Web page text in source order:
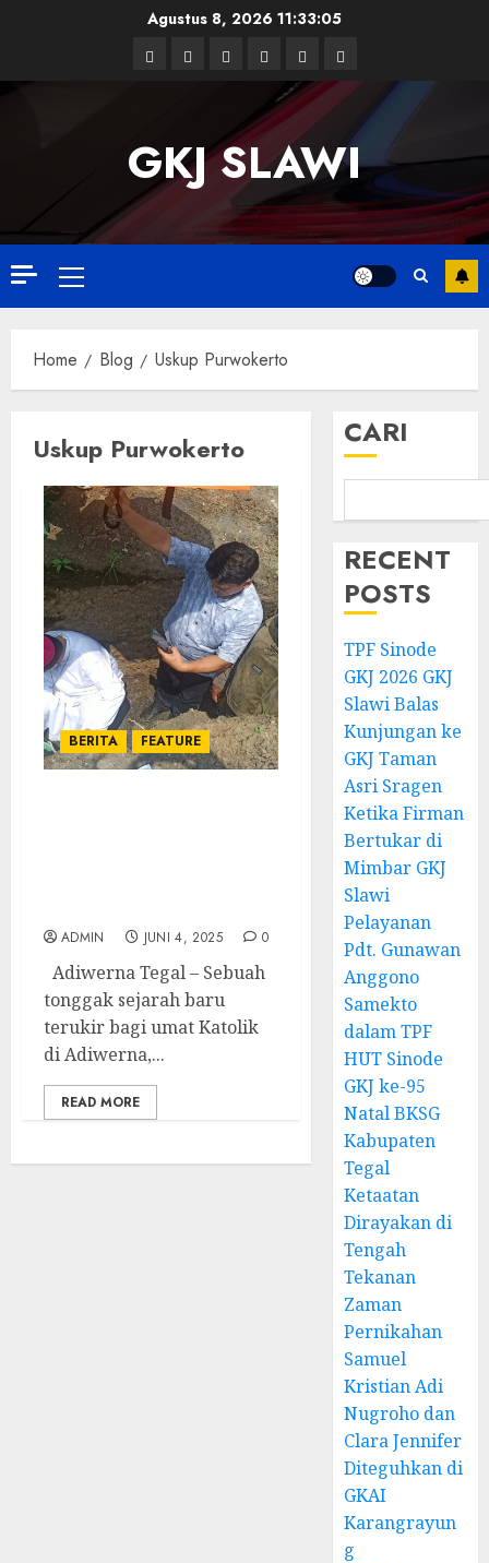
Agustus 8, 2026 11:33:06
Facebook
TwitterLinkedin
VK YoutubeInstagram
GKJ SLAWI
Primary
Menu
Home Blog Uskup Purwokerto
Uskup Purwokerto
BERITA FEATURE
ADMIN JUNI 4, 2025 0
Adiwerna Tegal – Sebuah
tonggak sejarah baru
terukir bagi umat Katolik
di Adiwerna,...
READ MORE
CARI
RECENT
POSTS
TPF Sinode
GKJ 2026 GKJ
Slawi Balas
Kunjungan ke
GKJ Taman
Asri Sragen
Ketika Firman
Bertukar di
Mimbar GKJ
Slawi
Pelayanan
Pdt. Gunawan
Anggono
Samekto
dalam TPF
HUT Sinode
GKJ ke-95
Natal BKSG
Kabupaten
Tegal
Ketaatan
Dirayakan di
Tengah
Tekanan
Zaman
Pernikahan
Samuel
Kristian Adi
Nugroho dan
Clara Jennifer
Diteguhkan di
GKAI
Karangrayun
g